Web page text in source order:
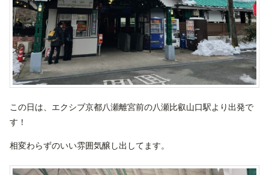
この日は、エクシブ京都八瀬離宮前の八瀬比叡山口駅より出発で
す！
相変わらずのいい雰囲気醸し出してます。